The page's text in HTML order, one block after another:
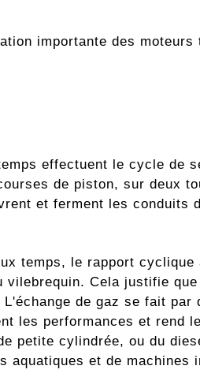
importante des
effectuent le cycle de
de piston, sur deux
et ferment les conduits
temps, le rapport
vilebrequin. Cela justifie
L'échange de gaz se fait
les performances et rend
petite cylindrée, ou du
aquatiques et de machines